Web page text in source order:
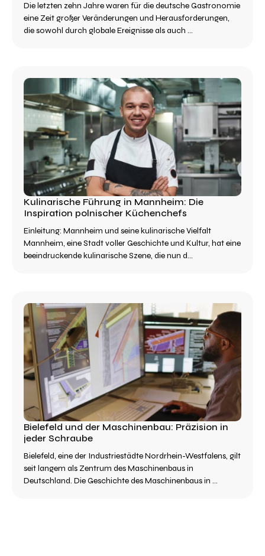
Die letzten zehn Jahre waren für die deutsche Gastronomie
eine Zeit großer Veränderungen und Herausforderungen,
die sowohl durch globale Ereignisse als auch ...
Kulinarische Führung in Mannheim: Die
Inspiration polnischer Küchenchefs
Einleitung: Mannheim und seine kulinarische Vielfalt
Mannheim, eine Stadt voller Geschichte und Kultur, hat eine
beeindruckende kulinarische Szene, die nun d...
Bielefeld und der Maschinenbau: Präzision in
jeder Schraube
Bielefeld, eine der Industriestädte Nordrhein-Westfalens, gilt
seit langem als Zentrum des Maschinenbaus in
Deutschland. Die Geschichte des Maschinenbaus in ...